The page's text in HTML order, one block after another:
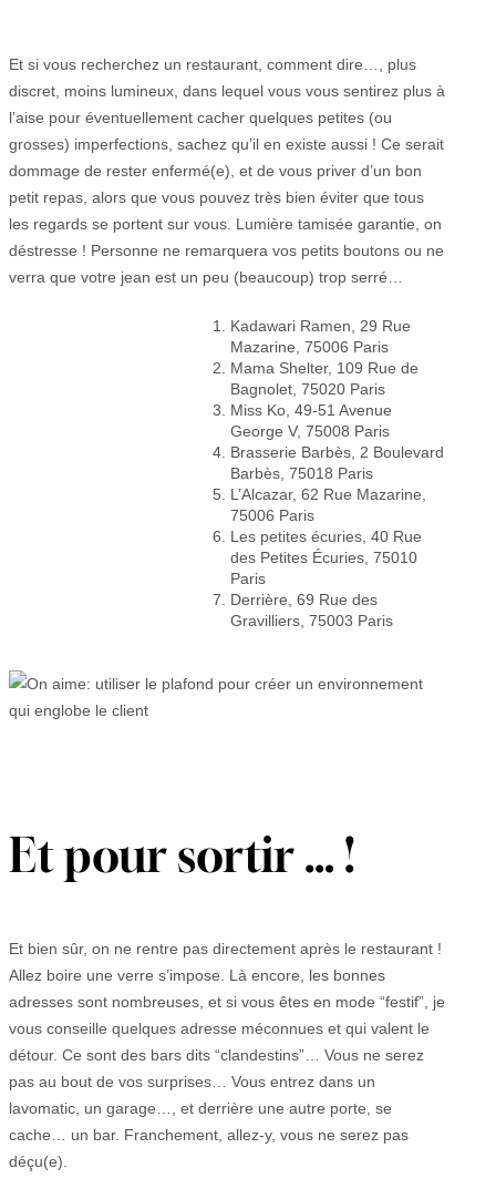
Et si vous recherchez un restaurant, comment dire…, plus
discret, moins lumineux, dans lequel vous vous sentirez plus à
l’aise pour éventuellement cacher quelques petites (ou
grosses) imperfections, sachez qu’il en existe aussi ! Ce serait
dommage de rester enfermé(e), et de vous priver d’un bon
petit repas, alors que vous pouvez très bien éviter que tous
les regards se portent sur vous. Lumière tamisée garantie, on
déstresse ! Personne ne remarquera vos petits boutons ou ne
verra que votre jean est un peu (beaucoup) trop serré…
Kadawari Ramen, 29 Rue
Mazarine, 75006 Paris
Mama Shelter, 109 Rue de
Bagnolet, 75020 Paris
Miss Ko, 49-51 Avenue
George V, 75008 Paris
Brasserie Barbès, 2 Boulevard
Barbès, 75018 Paris
L’Alcazar, 62 Rue Mazarine,
75006 Paris
Les petites écuries, 40 Rue
des Petites Écuries, 75010
Paris
Derrière, 69 Rue des
Gravilliers, 75003 Paris
Et pour sortir … !
Et bien sûr, on ne rentre pas directement après le restaurant !
Allez boire une verre s’impose. Là encore, les bonnes
adresses sont nombreuses, et si vous êtes en mode “festif”, je
vous conseille quelques adresse méconnues et qui valent le
détour. Ce sont des bars dits “clandestins”… Vous ne serez
pas au bout de vos surprises… Vous entrez dans un
lavomatic, un garage…, et derrière une autre porte, se
cache… un bar. Franchement, allez-y, vous ne serez pas
déçu(e).